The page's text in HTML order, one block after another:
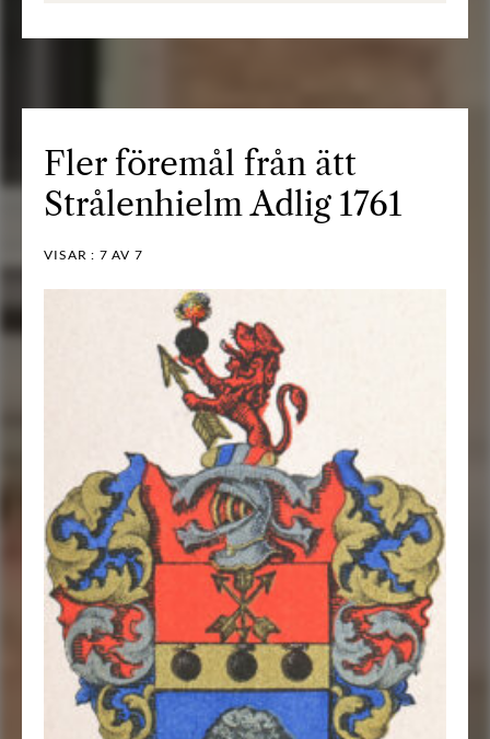
Fler föremål från ätt
Strålenhielm Adlig 1761
VISAR : 7 AV 7